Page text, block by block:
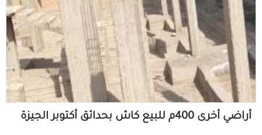
أراضي أخرى 400م للبيع كاش بحدائق أكتوبر الجيزة